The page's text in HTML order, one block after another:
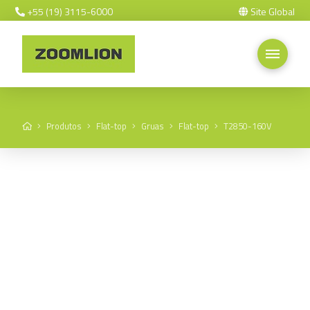
+55 (19) 3115-6000 Site Global
HomeProdutos Flat-top Gruas Flat-top T2850-160V